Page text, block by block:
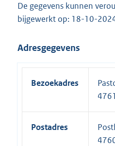
De gegevens kunnen
bijgewerkt op: 18-10-
Adresgegevens
Bezoekadres
Postadres